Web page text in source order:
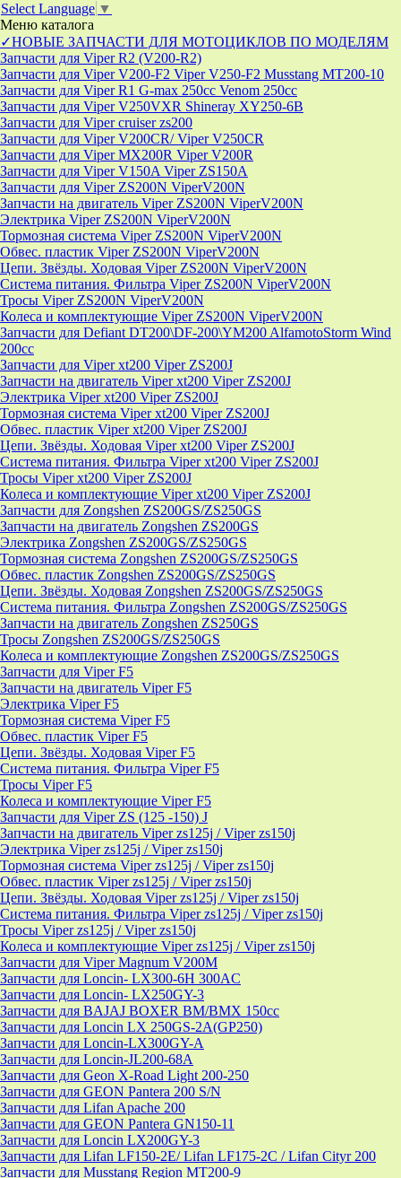
Select Language ▼
Меню каталога
✓НОВЫЕ ЗАПЧАСТИ ДЛЯ МОТОЦИКЛОВ ПО МОДЕЛЯМ
Запчасти для Viper R2 (V200-R2)
Запчасти для Viper V200-F2 Viper V250-F2 Musstang MT200-10
Запчасти для Viper R1 G-max 250cc Venom 250cc
Запчасти для Viper V250VXR Shineray XY250-6B
Запчасти для Viper cruiser zs200
Запчасти для Viper V200CR/ Viper V250CR
Запчасти для Viper MX200R Viper V200R
Запчасти для Viper V150A Viper ZS150A
Запчасти для Viper ZS200N ViperV200N
Запчасти на двигатель Viper ZS200N ViperV200N
Электрика Viper ZS200N ViperV200N
Тормозная система Viper ZS200N ViperV200N
Обвес. пластик Viper ZS200N ViperV200N
Цепи. Звёзды. Ходовая Viper ZS200N ViperV200N
Система питания. Фильтра Viper ZS200N ViperV200N
Тросы Viper ZS200N ViperV200N
Колеса и комплектующие Viper ZS200N ViperV200N
Запчасти для Defiant DT200\DF-200\YM200 AlfamotoStorm Wind
200cc
Запчасти для Viper xt200 Viper ZS200J
Запчасти на двигатель Viper xt200 Viper ZS200J
Электрика Viper xt200 Viper ZS200J
Тормозная система Viper xt200 Viper ZS200J
Обвес. пластик Viper xt200 Viper ZS200J
Цепи. Звёзды. Ходовая Viper xt200 Viper ZS200J
Система питания. Фильтра Viper xt200 Viper ZS200J
Тросы Viper xt200 Viper ZS200J
Колеса и комплектующие Viper xt200 Viper ZS200J
Запчасти для Zongshen ZS200GS/ZS250GS
Запчасти на двигатель Zongshen ZS200GS
Электрика Zongshen ZS200GS/ZS250GS
Тормозная система Zongshen ZS200GS/ZS250GS
Обвес. пластик Zongshen ZS200GS/ZS250GS
Цепи. Звёзды. Ходовая Zongshen ZS200GS/ZS250GS
Система питания. Фильтра Zongshen ZS200GS/ZS250GS
Запчасти на двигатель Zongshen ZS250GS
Тросы Zongshen ZS200GS/ZS250GS
Колеса и комплектующие Zongshen ZS200GS/ZS250GS
Запчасти для Viper F5
Запчасти на двигатель Viper F5
Электрика Viper F5
Тормозная система Viper F5
Обвес. пластик Viper F5
Цепи. Звёзды. Ходовая Viper F5
Система питания. Фильтра Viper F5
Тросы Viper F5
Колеса и комплектующие Viper F5
Запчасти для Viper ZS (125 -150) J
Запчасти на двигатель Viper zs125j / Viper zs150j
Электрика Viper zs125j / Viper zs150j
Тормозная система Viper zs125j / Viper zs150j
Обвес. пластик Viper zs125j / Viper zs150j
Цепи. Звёзды. Ходовая Viper zs125j / Viper zs150j
Система питания. Фильтра Viper zs125j / Viper zs150j
Тросы Viper zs125j / Viper zs150j
Колеса и комплектующие Viper zs125j / Viper zs150j
Запчасти для Viper Magnum V200M
Запчасти для Loncin- LX300-6H 300AC
Запчасти для Loncin- LX250GY-3
Запчасти для BAJAJ BOXER BM/ВМX 150cc
Запчасти для Loncin LX 250GS-2A(GP250)
Запчасти для Loncin-LX300GY-A
Запчасти для Loncin-JL200-68A
Запчасти для Geon X-Road Light 200-250
Запчасти для GEON Pantera 200 S/N
Запчасти для Lifan Apache 200
Запчасти для GEON Pantera GN150-11
Запчасти для Loncin LX200GY-3
Запчасти для Lifan LF150-2E/ Lifan LF175-2C / Lifan Cityr 200
Запчасти для Musstang Region MT200-9